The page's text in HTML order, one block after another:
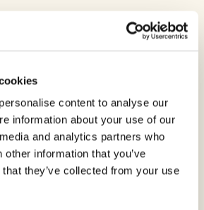
content to analyse our
information about your use of our
and analytics partners who
information that you’ve
they’ve collected from your use
ALTERNATIVA
sulle colture